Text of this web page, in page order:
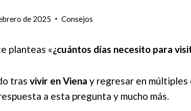
de 2025 Consejos
planteas «¿cuántos días necesito para
tras vivir en Viena y regresar en múltiples
a esta pregunta y mucho más.